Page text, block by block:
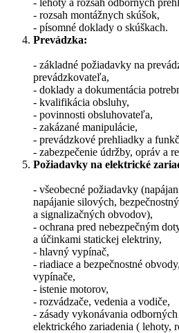
- rozsah montážnych skúšok,
- písomné doklady o skúškach.
Prevádzka:
- základné požiadavky na
prevádzkovateľa,
- doklady a dokumentácia
- kvalifikácia obsluhy,
- povinnosti obsluhovateľa,
- zakázané manipulácie,
- prevádzkové prehliadky a
- zabezpečenie údržby, opráv a
Požiadavky na elektrické
- všeobecné požiadavky
napájanie silových,
a signalizačných obvodov),
- ochrana pred nebezpečným
a účinkami statickej elektriny,
- hlavný vypínač,
- riadiace a bezpečnostné
vypínače,
- istenie motorov,
- rozvádzače, vedenia a vodiče,
- zásady vykonávania
elektrického zariadenia ( lehoty,